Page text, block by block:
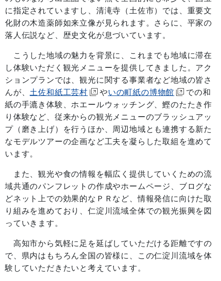
に指定されていますし、清滝寺（土佐市）では、重要文
化財の木造薬師如来立像が見られます。さらに、平家の
落人伝説など、歴史文化が息づいています。
こうした地域の魅力を背景に、これまでも地域に滞在
し体験いただく観光メニューを提供してきました。アク
ションプランでは、観光に関する事業者など地域の皆さ
んが、 土佐和紙工芸村 やいの町紙の博物館
での和
紙の手漉き体験、ホエールウォッチング、鰹のたたき作
り体験など、従来からの観光メニューのブラッシュアッ
プ（磨き上げ）を行うほか、周辺地域とも連携する新た
なモデルツアーの企画など工夫を凝らした取組を進めて
います。
また、観光や食の情報を幅広く提供していくための流
域共通のパンフレットの作成やホームページ、ブログな
どネット上での効果的なＰＲなど、情報発信に向けた取
り組みを進めており、仁淀川流域全体での観光振興を図
っていきます。
高知市から気軽に足を延ばしていただける距離ですの
で、県内はもちろん全国の皆様に、この仁淀川流域を体
験していただきたいと考えています。